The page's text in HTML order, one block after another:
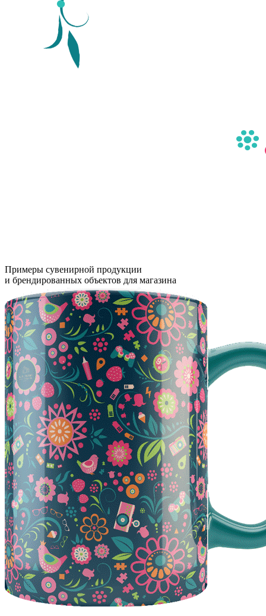
Примеры сувенирной продукции
и брендированных объектов для магазина